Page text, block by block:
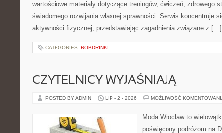
wartościowe materiały dotyczące treningów, ćwiczeń, zdrowego
świadomego rozwijania własnej sprawności. Serwis koncentruje
aktywności fizycznej, przedstawiając zagadnienia związane z […]
CATEGORIES: ROBDRINKI
CZYTELNICY WYJAŚNIAJĄ
POSTED BY ADMIN LIP - 2 - 2026 MOŻLIWOŚĆ
Moda Wrocław to
poświęcony podróżom na